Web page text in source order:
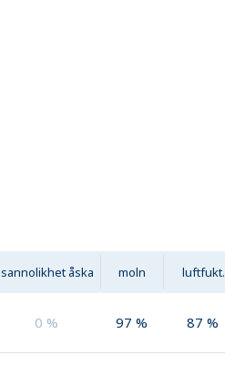
sannolikhet åska moln luftfukt.
0 % 97 % 87 %